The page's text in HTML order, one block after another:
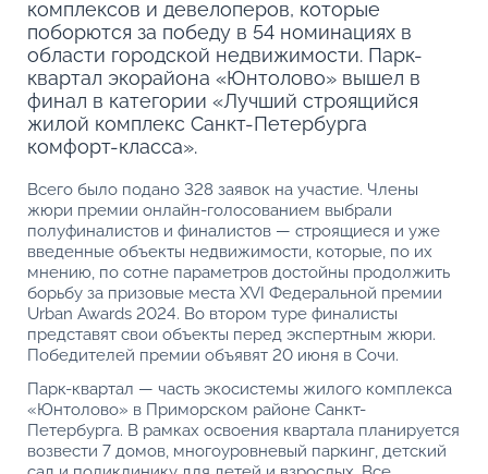
комплексов и девелоперов, которые
поборются за победу в 54 номинациях в
области городской недвижимости. Парк-
квартал экорайона «Юнтолово» вышел в
финал в категории «Лучший строящийся
жилой комплекс Санкт-Петербурга
комфорт-класса».
Всего было подано 328 заявок на участие. Члены
жюри премии онлайн-голосованием выбрали
полуфиналистов и финалистов — строящиеся и уже
введенные объекты недвижимости, которые, по их
мнению, по сотне параметров достойны продолжить
борьбу за призовые места XVI Федеральной премии
Urban Awards 2024. Во втором туре финалисты
представят свои объекты перед экспертным жюри.
Победителей премии объявят 20 июня в Сочи.
Парк-квартал — часть экосистемы жилого комплекса
«Юнтолово» в Приморском районе Санкт-
Петербурга. В рамках освоения квартала планируется
возвести 7 домов, многоуровневый паркинг, детский